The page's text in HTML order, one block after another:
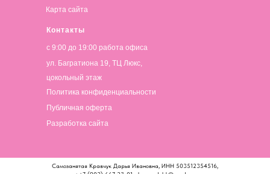
Контакты
Карта сайта
с 9:00 до 19:00 работа офиса
ул. Багратиона 19, ТЦ Люкс,
цокольный этаж
Политика конфиденциальности
Публичная оферта
Разработка сайта
Самозанятая Кравчук Дарья Ивановна, ИНН 503512354516,